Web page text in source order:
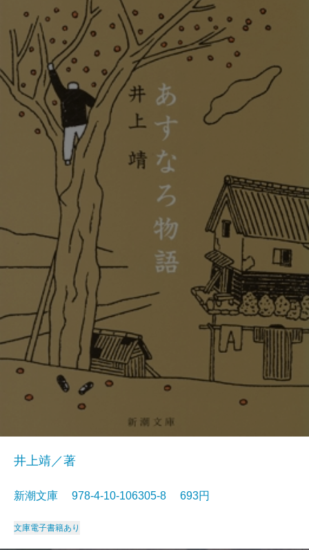
井上靖／著
新潮文庫 978-4-10-106305-8 693円
文庫電子書籍あり